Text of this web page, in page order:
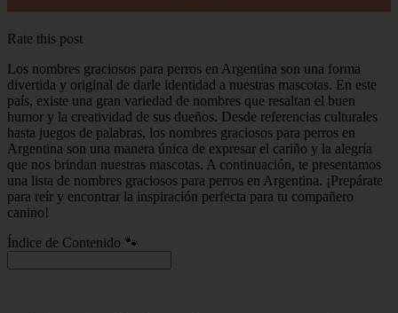
Rate this post
Los nombres graciosos para perros en Argentina son una forma
divertida y original de darle identidad a nuestras mascotas. En este
país, existe una gran variedad de nombres que resaltan el buen
humor y la creatividad de sus dueños. Desde referencias culturales
hasta juegos de palabras, los nombres graciosos para perros en
Argentina son una manera única de expresar el cariño y la alegría
que nos brindan nuestras mascotas. A continuación, te presentamos
una lista de nombres graciosos para perros en Argentina. ¡Prepárate
para reír y encontrar la inspiración perfecta para tu compañero
canino!
Índice de Contenido 🐾